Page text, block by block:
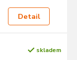
Detail
skladem